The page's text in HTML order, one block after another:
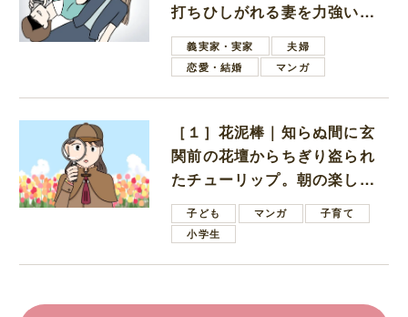
打ちひしがれる妻を力強い言
葉で励ます夫
義実家・実家
夫婦
恋愛・結婚
マンガ
［１］花泥棒｜知らぬ間に玄
関前の花壇からちぎり盗られ
たチューリップ。朝の楽しみ
を奪われたショックは大きい
子ども マンガ
子育て
小学生